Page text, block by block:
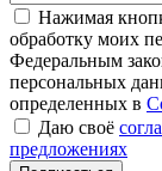
Нажимая
обработку моих
Федеральным
персональных
определенных в
Даю своё
предложениях